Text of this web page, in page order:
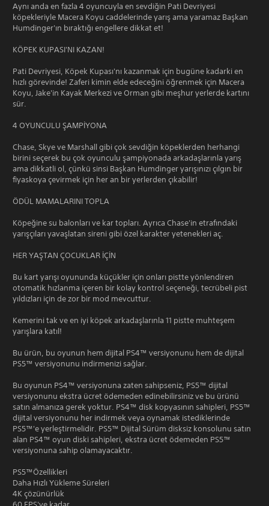
Aynı anda en fazla 4 oyuncuyla en sevdiğin Pati Devriyesi
köpekleriyle Macera Koyu caddelerinde yarış ama yaramaz Başkan
Humdinger'ın bıraktığı engellere dikkat et!
KÖPEK KUPASI'NI KAZAN!
Pati Devriyesi, Köpek Kupası'nı kazanmak için bugüne kadarki en
hızlı görevinde! Zaferi kimin elde edeceğini öğrenmek için Macera
Koyu, Jake'in Kayak Merkezi ve Orman gibi meşhur yerlerde kartını
sür.
4 OYUNCULU ŞAMPİYONA
Chase, Skye ve Marshall gibi çok sevdiğin köpeklerden herhangi
birini seçerek bu çok oyunculu şampiyonada arkadaşlarınla yarış
ama dikkatli ol, çünkü sinsi Başkan Humdinger yarışınızı çılgın bir
fiyaskoya çevirmek için her an bir yerlerden çıkabilir!
ÖDÜL MAMALARINI TOPLA
Köpeğine su balonları ve kar topları. Ayrıca Chase'in etrafındaki
yarışçıları yavaşlatan sireni gibi özel karakter yetenekleri aç.
HER YAŞTAN ÇOCUKLAR İÇİN
Bu kart yarışı oyununda küçükler için onları pistte yönlendiren
otomatik hızlanma içeren bir kolay kontrol seçeneği, tecrübeli pist
yıldızları için de zor bir mod mevcuttur.
Kemerini tak ve en iyi köpek arkadaşlarınla 11 pistte muhteşem
yarışlara katıl!
Bu ürün, bu oyunun hem dijital PS4™ versiyonunu hem de dijital
PS5™ versiyonunu indirmenizi sağlar.
Bu oyunun PS4™ versiyonuna zaten sahipseniz, PS5™ dijital
versiyonunu ekstra ücret ödemeden edinebilirsiniz ve bu ürünü
satın almanıza gerek yoktur. PS4™ disk kopyasının sahipleri, PS5™
dijital versiyonunu her indirmek veya oynamak istediklerinde
PS5™'e yerleştirmelidir. PS5™ Dijital Sürüm disksiz konsolunu satın
alan PS4™ oyun diski sahipleri, ekstra ücret ödemeden PS5™
versiyonuna sahip olamayacaktır.
PS5™Özellikleri
Daha Hızlı Yükleme Süreleri
4K çözünürlük